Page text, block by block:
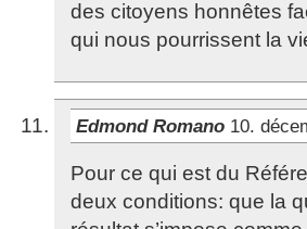
des citoyens honnêtes
qui nous pourrissent la
Edmond Romano 10.
Pour ce qui est du
deux conditions: que la